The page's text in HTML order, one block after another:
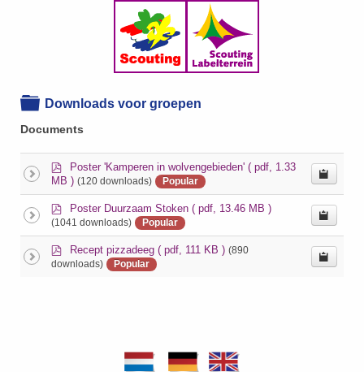
Folder
Downloads voor groepen
Documents
d
f
Poster 'Kamperen in wolvengebieden' ( pdf, 1.33
MB ) (120 downloads) Popular
d
f
Poster Duurzaam Stoken ( pdf, 13.46 MB )
(1041 downloads) Popular
d
Recept pizzadeeg ( pdf, 111 KB ) (890
downloads)
Popular